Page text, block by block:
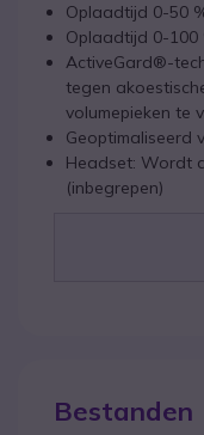
Oplaadtijd 0-50
Oplaadtijd 0-100
ActiveGard®-
tegen
volumepieken te
Geoptimaliseerd
Headset: Wordt
(inbegrepen)
Bestanden